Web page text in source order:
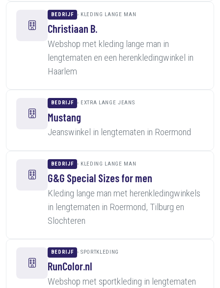
BEDRIJF KLEDING LANGE MAN
Christiaan B.
Webshop met kleding lange man in
lengtematen en een herenkledingwinkel in
Haarlem
BEDRIJF EXTRA LANGE JEANS
Mustang
Jeanswinkel in lengtematen in Roermond
BEDRIJF KLEDING LANGE MAN
G&G Special Sizes for men
Kleding lange man met herenkledingwinkels
in lengtematen in Roermond, Tilburg en
Slochteren
BEDRIJF SPORTKLEDING
RunColor.nl
Webshop met sportkleding in lengtematen